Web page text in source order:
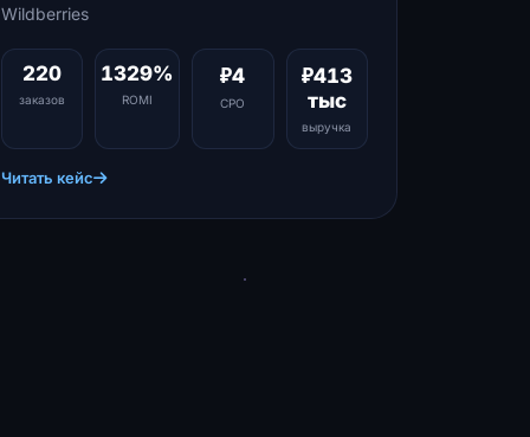
Wildberries
220
заказов
1329%
ROMI
₽4
CPO
₽413
тыс
выручка
Читать кейс